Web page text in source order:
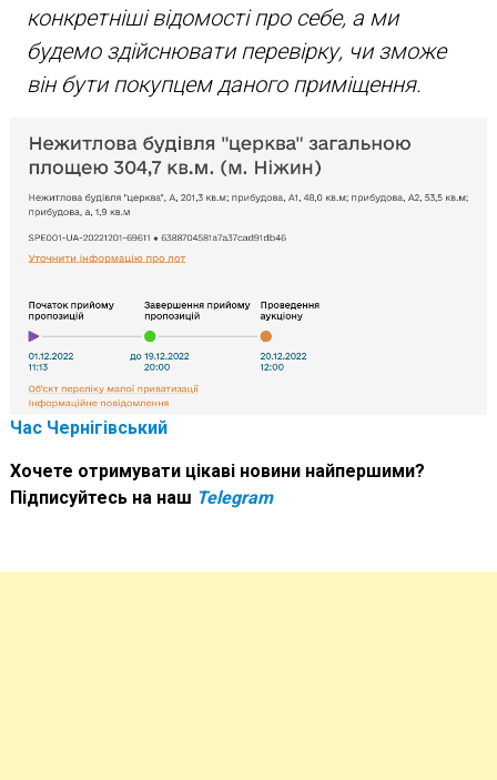
конкретніші відомості про себе, а ми
будемо здійснювати перевірку, чи зможе
він бути покупцем даного приміщення.
Час Чернігівський
Хочете отримувати цікаві новини найпершими?
Підписуйтесь на наш Telegram